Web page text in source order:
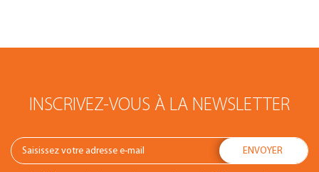
INSCRIVEZ-VOUS À LA NEWSLETTER